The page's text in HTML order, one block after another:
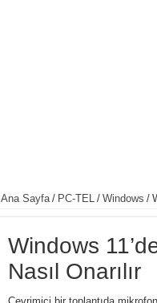
Ana Sayfa / PC-TEL / Windows /
Windows
Nasıl Onarılır